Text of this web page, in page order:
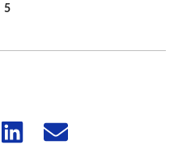
5
Share
Share